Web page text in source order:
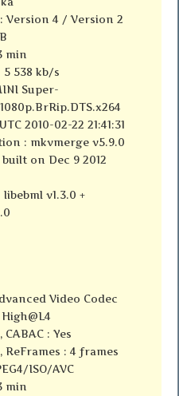
Version 4 / Version 2
min
538 kb/s
Super-
2010-02-22 21:41:31
: mkvmerge v5.9.0
built on Dec 9 2012
v1.3.0 +
Video Codec
: Yes
: 4 frames
ISO/AVC
min